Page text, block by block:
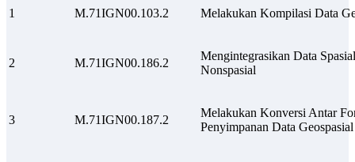
1 M.71IGN00.103.2 Melakukan Kompilasi Data
2 M.71IGN00.186.2
Mengintegrasikan Data
Nonspasial
3 M.71IGN00.187.2
Melakukan Konversi Antar
Penyimpanan Data Geospasial